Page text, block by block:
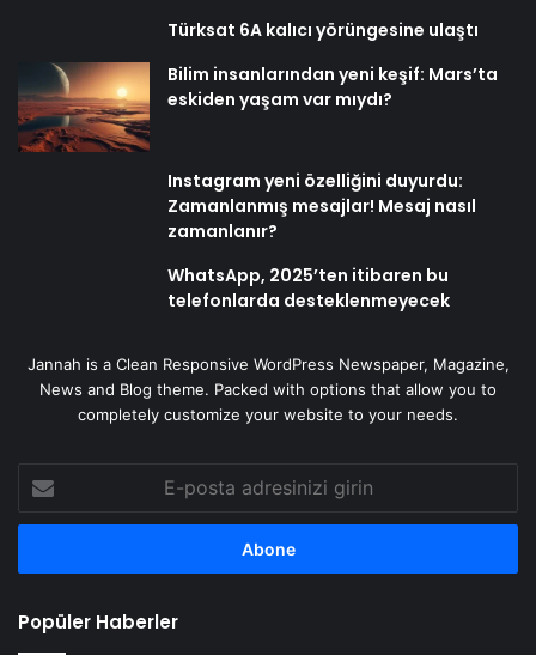
Türksat 6A kalıcı yörüngesine ulaştı
Bilim insanlarından yeni keşif: Mars’ta
eskiden yaşam var mıydı?
Instagram yeni özelliğini duyurdu:
Zamanlanmış mesajlar! Mesaj nasıl
zamanlanır?
WhatsApp, 2025’ten itibaren bu
telefonlarda desteklenmeyecek
Jannah is a Clean Responsive WordPress Newspaper, Magazine,
News and Blog theme. Packed with options that allow you to
completely customize your website to your needs.
posta
adresinizi
Popüler Haberler